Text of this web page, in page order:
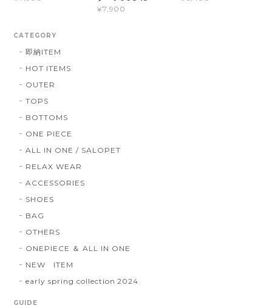
¥7,900
CATEGORY
即納ITEM
HOT ITEMS
OUTER
TOPS
BOTTOMS
ONE PIECE
ALL IN ONE / SALOPET
RELAX WEAR
ACCESSORIES
SHOES
BAG
OTHERS
ONEPIECE ＆ ALL IN ONE
NEW ITEM
early spring collection 2024
GUIDE